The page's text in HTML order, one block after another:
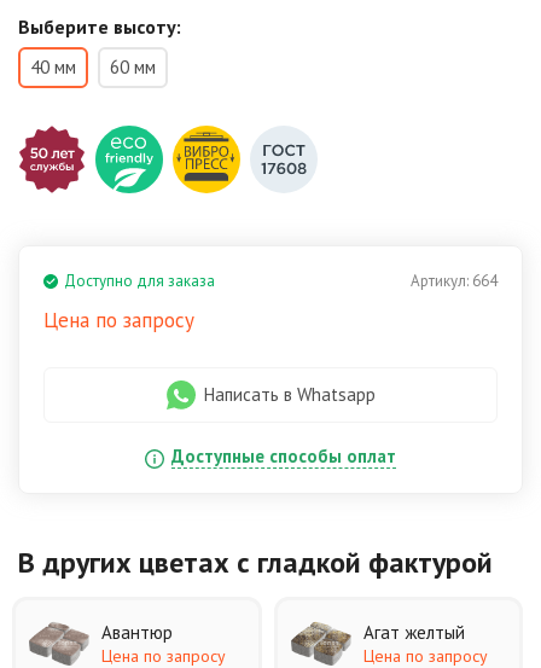
Выберите высоту:
40 мм 60 мм
Артикул: 664
Доступно для заказа
Цена по запросу
Написать в Whatsapp
Доступные способы оплат
В других цветах с гладкой фактурой
Авантюр
Цена по запросу
Агат желтый
Цена по запросу